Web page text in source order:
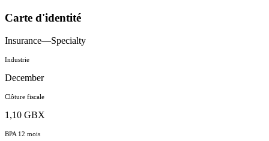
Carte d'identité
Insurance—Specialty
Industrie
December
Clôture fiscale
1,10 GBX
BPA 12 mois